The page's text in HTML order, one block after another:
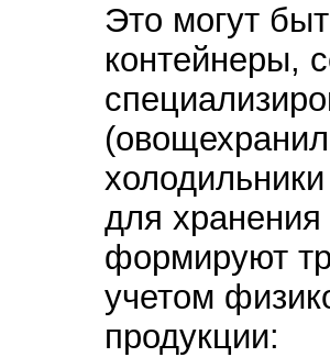
Это могут
контейнеры,
для
формируют
учетом
продукции: